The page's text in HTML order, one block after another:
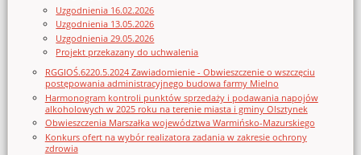
Uzgodnienia 16.02.2026
Uzgodnienia 13.05.2026
Uzgodnienia 29.05.2026
Projekt przekazany do uchwalenia
RGGIOŚ.6220.5.2024 Zawiadomienie - Obwieszczenie o wszczęciu
postępowania administracyjnego budowa farmy Mielno
Harmonogram kontroli punktów sprzedaży i podawania napojów
alkoholowych w 2025 roku na terenie miasta i gminy Olsztynek
Obwieszczenia Marszałka województwa Warmińsko-Mazurskiego
Konkurs ofert na wybór realizatora zadania w zakresie ochrony
zdrowia